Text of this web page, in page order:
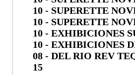
10 - SUPERETTE
10 - SUPERETTE
10 - EXHIBICIONES
10 - EXHIBICIONES
08 - DEL RIO REV
15